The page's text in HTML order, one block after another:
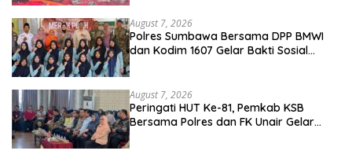
August 7, 2026
Polres Sumbawa Bersama DPP BMWI
dan Kodim 1607 Gelar Bakti Sosial
August 7, 2026
Peringati HUT Ke-81, Pemkab KSB
Bersama Polres dan FK Unair Gelar